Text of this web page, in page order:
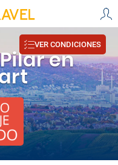
en
VER CONDICIONES